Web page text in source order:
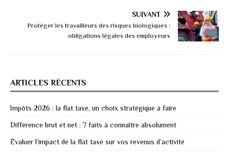
SUIVANT
Protéger les travailleurs des risques biologiques :
obligations légales des employeurs
ARTICLES RÉCENTS
Impôts 2026 : la flat taxe, un choix stratégique à faire
Différence brut et net : 7 faits à connaître absolument
Évaluer l’impact de la flat taxe sur vos revenus d’activité